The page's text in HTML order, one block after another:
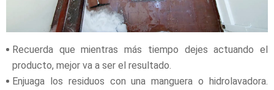
Recuerda que mientras más tiempo dejes actuando el
producto, mejor va a ser el resultado.
Enjuaga los residuos con una manguera o hidrolavadora.